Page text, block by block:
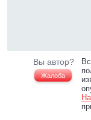
Вы автор?
Жалоба